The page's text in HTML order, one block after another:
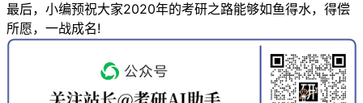
最后，小编预祝大家2020年的考研之路能够如鱼得水，得偿
所愿，一战成名!